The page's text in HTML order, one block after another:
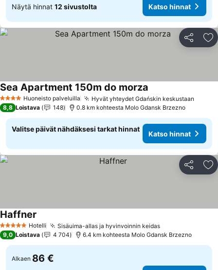
Näytä hinnat 12 sivustolta Katso hinnat
Jaa
4 TähtiluokitusHuoneisto palveluilla Hyvät yhteydet Gdańskin keskustaan
Sea Apartment 150m do morza
8,8 Loistava 148 0.8 km kohteesta Molo Gdansk Brzezno
Valitse päivät nähdäksesi tarkat hinnat
Katso hinnat
Jaa
5 Tähtiluokitus
Hotelli Sisäuima-allas ja hyvinvoinnin keidasKatso hinnat
Haffner
9,0 Loistava 4 704 6.4 km kohteesta Molo Gdansk Brzezno
Alkaen 86 €